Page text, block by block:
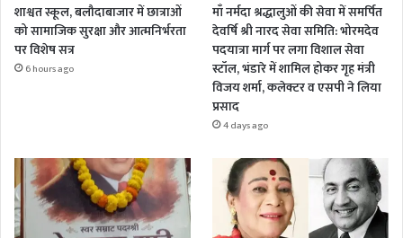
शाश्वत स्कूल, बलौदाबाजार में छात्राओं
को सामाजिक सुरक्षा और आत्मनिर्भरता
पर विशेष सत्र
6 hours ago
माँ नर्मदा श्रद्धालुओं की सेवा में समर्पित
देवर्षि श्री नारद सेवा समिति: भोरमदेव
पदयात्रा मार्ग पर लगा विशाल सेवा
स्टॉल, भंडारे में शामिल होकर गृह मंत्री
विजय शर्मा, कलेक्टर व एसपी ने लिया
प्रसाद
4 days ago